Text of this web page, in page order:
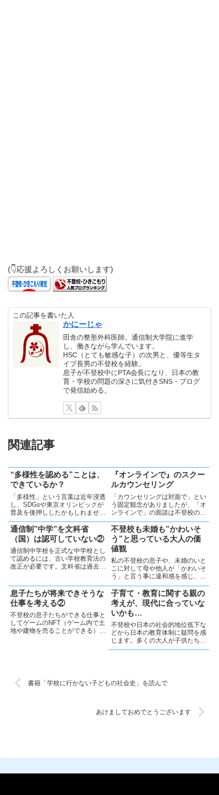
(👇応援よろしくお願いします)
この記事を書いた人
かにーじゃ
田舎の整形外科医師。通信制大学院に進学
し、働きながら学んでいます。
HSC（とても敏感な子）の次男と、優等生タ
イプ長男の不登校を経験。
息子が不登校中にPTA会長になり、日本の教
育・学校の問題の深さに気付きSNS・ブログ
で発信始める。
関連記事
“多様性を認める”ことは、
できているか？
「多様性」という言葉は近年浸透
し、SDGsや東京オリンピックが
普及を後押ししたかもしれませ
ん。しかし、不登校問題も含め、
多様性を理解し実行するのは日本
や世界で依然難しいと思います
『オンラインで』のスクー
ルカウンセリング
「カウンセリングは対面で」とい
う固定観念がありましたが、「オ
ンラインで」の面談は不登校の子
供に親和性が高く、今後広がるべ
きだと思います。
通信制”中学”を文科省
（国）は認可していない②
通信制中学校を正式な中学校とし
て認めるには、古い学校教育法の
改正が必要です。文科省は過去に
に、柔軟な対応をしてほしいもの
です。
不登校も未婚も”かわいそ
う”と思っている大人の価
値観
私の不登校の息子や、未婚のいと
こに対して母や他人が「かわいそ
う」と言う事に違和感を感じ、自
分の価値観で他人を評価する危険
性を気付きました。私自身もより
広い視野で人生を送りたいです。
息子たちが将来できそうな
仕事を考える②
不登校の息子たちができる仕事と
してゲームのNFT（ゲーム内で土
地や建物を売ることができる）に
子育て・教育に関する親の
考えが、現代に合っていな
いかも…
不登校や日本の社会的地位低下な
どから日本の教育体制に疑問を感
じます。多くの大人が子供たちに
試験での成功を求めていますがど
考える必要はあると思います。
書籍「学校に行かない子どもの社会史」を読んで
あけましておめでとうございます